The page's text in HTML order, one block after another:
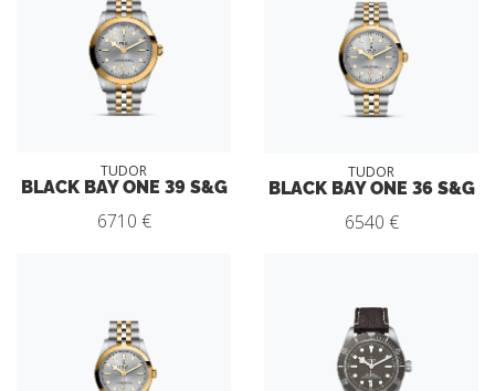
TUDOR
BLACK BAY ONE 39 S&G
6710 €
TUDOR
BLACK BAY ONE 36 S&G
6540 €